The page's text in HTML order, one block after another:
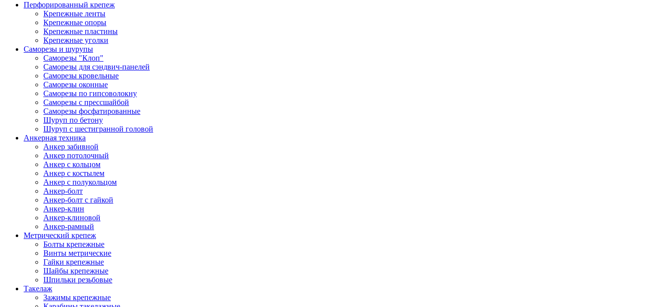
Перфорированный крепеж
Крепежные ленты
Крепежные опоры
Крепежные пластины
Крепежные уголки
Саморезы и шурупы
Саморезы "Клоп"
Саморезы для сэндвич-панелей
Саморезы кровельные
Саморезы оконные
Саморезы по гипсоволокну
Саморезы с прессшайбой
Саморезы фосфатированные
Шуруп по бетону
Шуруп с шестигранной головой
Анкерная техника
Анкер забивной
Анкер потолочный
Анкер с кольцом
Анкер с костылем
Анкер с полукольцом
Анкер-болт
Анкер-болт с гайкой
Анкер-клин
Анкер-клиновой
Анкер-рамный
Метрический крепеж
Болты крепежные
Винты метрические
Гайки крепежные
Шайбы крепежные
Шпильки резьбовые
Такелаж
Зажимы крепежные